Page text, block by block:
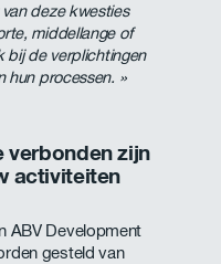
deze kwesties
middellange of
bij de verplichtingen
hun processen. »
verbonden zijn
activiteiten
ABV Development
gesteld van